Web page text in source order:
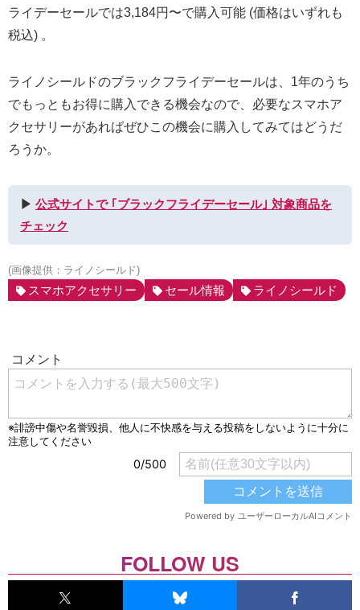
ライデーセールでは3,184円〜で購入可能 (価格はいずれも
税込) 。
ライノシールドのブラックフライデーセールは、1年のうち
でもっともお得に購入できる機会なので、必要なスマホア
クセサリーがあればぜひこの機会に購入してみてはどうだ
ろうか。
▶︎ 公式サイトで ｢ブラックフライデーセール｣ 対象商品を
チェック
(画像提供：ライノシールド)
スマホアクセサリー セール情報 ライノシールド
FOLLOW US